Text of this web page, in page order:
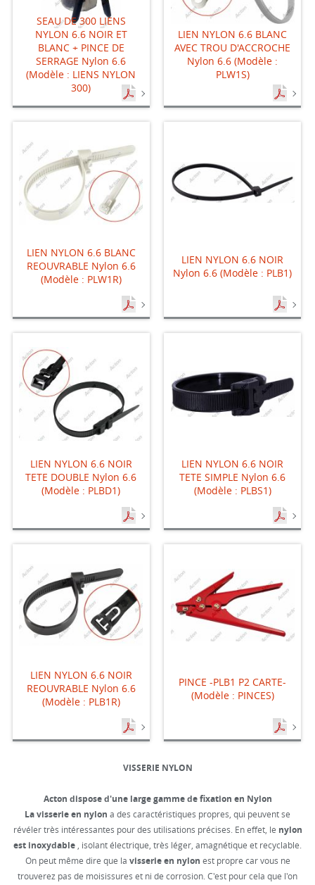
SEAU DE 300 LIENS
NYLON 6.6 NOIR ET
BLANC + PINCE DE
SERRAGE Nylon 6.6
(Modèle : LIENS NYLON
300)
LIEN NYLON 6.6 BLANC
AVEC TROU D'ACCROCHE
Nylon 6.6 (Modèle :
PLW1S)
LIEN NYLON 6.6 BLANC
REOUVRABLE Nylon 6.6
(Modèle : PLW1R)
LIEN NYLON 6.6 NOIR
Nylon 6.6 (Modèle : PLB1)
LIEN NYLON 6.6 NOIR
TETE DOUBLE Nylon 6.6
(Modèle : PLBD1)
LIEN NYLON 6.6 NOIR
TETE SIMPLE Nylon 6.6
(Modèle : PLBS1)
LIEN NYLON 6.6 NOIR
REOUVRABLE Nylon 6.6
(Modèle : PLB1R)
PINCE -PLB1 P2 CARTE-
(Modèle : PINCES)
VISSERIE NYLON
Acton dispose d'une large gamme de fixation en Nylon
La visserie en nylon a des caractéristiques propres, qui peuvent se
révéler très intéressantes pour des utilisations précises. En effet, le nylon
est inoxydable , isolant électrique, très léger, amagnétique et recyclable.
On peut même dire que la visserie en nylon est propre car vous ne
trouverez pas de moisissures et ni de corrosion. C'est pour cela que l'on